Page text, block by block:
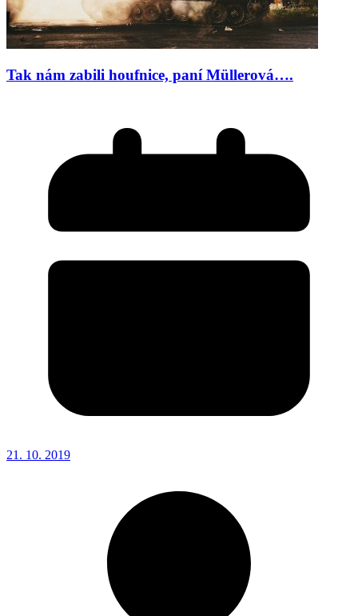
Tak nám zabili houfnice, paní Müllerová….
21. 10. 2019